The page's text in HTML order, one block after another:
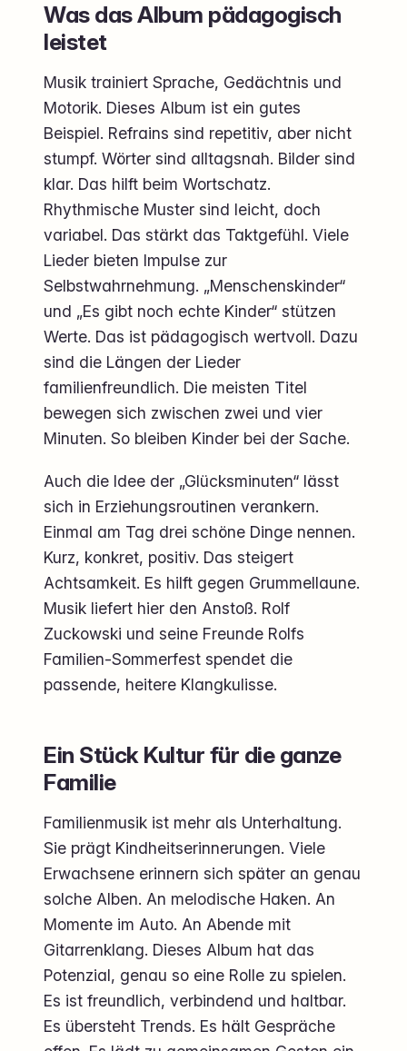
Was das Album pädagogisch
leistet
Musik trainiert Sprache, Gedächtnis und
Motorik. Dieses Album ist ein gutes
Beispiel. Refrains sind repetitiv, aber nicht
stumpf. Wörter sind alltagsnah. Bilder sind
klar. Das hilft beim Wortschatz.
Rhythmische Muster sind leicht, doch
variabel. Das stärkt das Taktgefühl. Viele
Lieder bieten Impulse zur
Selbstwahrnehmung. „Menschenskinder“
und „Es gibt noch echte Kinder“ stützen
Werte. Das ist pädagogisch wertvoll. Dazu
sind die Längen der Lieder
familienfreundlich. Die meisten Titel
bewegen sich zwischen zwei und vier
Minuten. So bleiben Kinder bei der Sache.
Auch die Idee der „Glücksminuten“ lässt
sich in Erziehungsroutinen verankern.
Einmal am Tag drei schöne Dinge nennen.
Kurz, konkret, positiv. Das steigert
Achtsamkeit. Es hilft gegen Grummellaune.
Musik liefert hier den Anstoß. Rolf
Zuckowski und seine Freunde Rolfs
Familien-Sommerfest spendet die
passende, heitere Klangkulisse.
Ein Stück Kultur für die ganze
Familie
Familienmusik ist mehr als Unterhaltung.
Sie prägt Kindheitserinnerungen. Viele
Erwachsene erinnern sich später an genau
solche Alben. An melodische Haken. An
Momente im Auto. An Abende mit
Gitarrenklang. Dieses Album hat das
Potenzial, genau so eine Rolle zu spielen.
Es ist freundlich, verbindend und haltbar.
Es übersteht Trends. Es hält Gespräche